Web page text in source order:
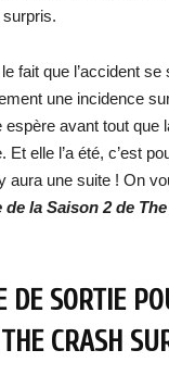
surpris.
fait que l’accident
une incidence
espère avant tout que
elle l’a été, c’est
aura une suite ! On
de la Saison 2 de
DE SORTIE
CRASH